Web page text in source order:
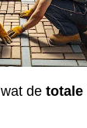
wat de totale